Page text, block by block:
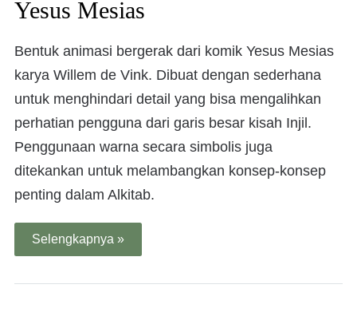
Yesus Mesias
Bentuk animasi bergerak dari komik Yesus Mesias
karya Willem de Vink. Dibuat dengan sederhana
untuk menghindari detail yang bisa mengalihkan
perhatian pengguna dari garis besar kisah Injil.
Penggunaan warna secara simbolis juga
ditekankan untuk melambangkan konsep-konsep
penting dalam Alkitab.
Selengkapnya »